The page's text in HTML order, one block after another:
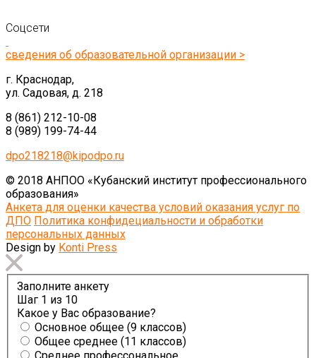
Соцсети
сведения об образовательной организации >
г. Краснодар,
ул. Садовая, д. 218
8 (861) 212-10-08
8 (989) 199-74-44
dpo218218@kipodpo.ru
© 2018 АНПОО «Кубанский институт профессионального
образования»
Анкета для оценки качества условий оказания услуг по
ДПО Политика конфидециальности и обработки
персональных данных
Design by Konti Press
Заполните анкету
Шаг 1 из 10
Какое у Вас образование?
Основное общее (9 классов)
Общее среднее (11 классов)